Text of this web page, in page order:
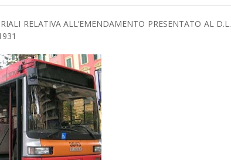
RELATIVA ALL’EMENDAMENTO PRESENTATO AL D.L.